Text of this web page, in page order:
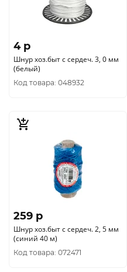
4 p
Шнур хоз.быт с сердеч. 3, 0 мм
(белый)
Код товара: 048932
259 p
Шнур хоз.быт с сердеч. 2, 5 мм
(синий 40 м)
Код товара: 072471